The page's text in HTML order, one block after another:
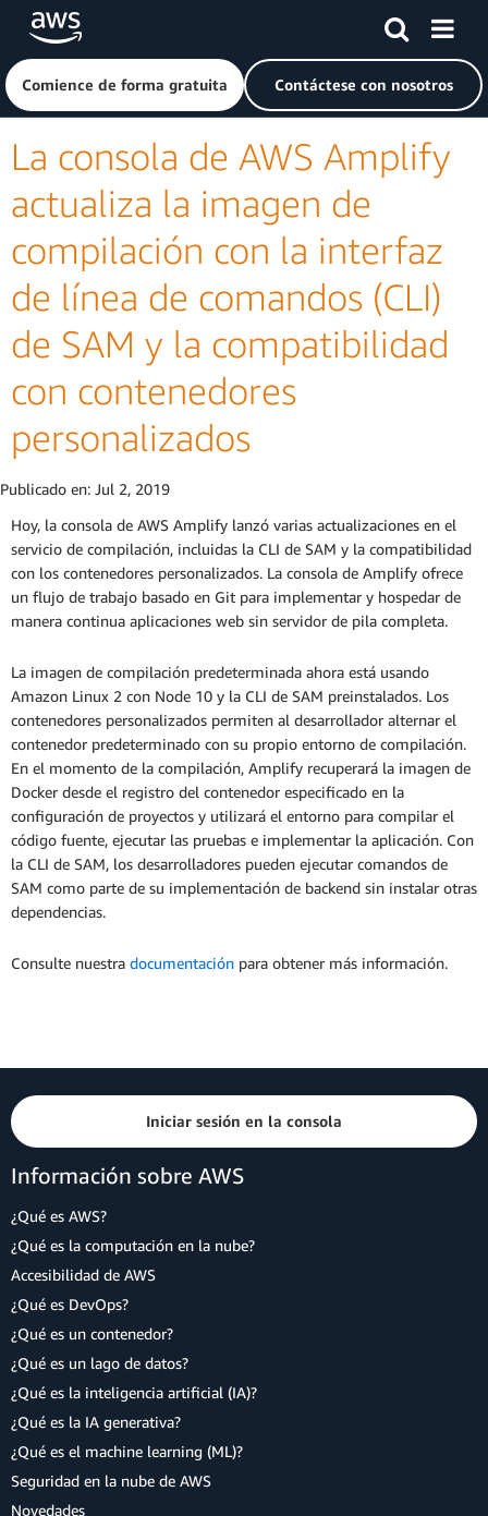
Saltar al contenido principal
Haga clic aquí para volver a la página de inicio de Amazon
Comience de forma gratuita Contáctese con nosotros
La consola de AWS Amplify
actualiza la imagen de
compilación con la interfaz
de línea de comandos (CLI)
de SAM y la compatibilidad
con contenedores
personalizados
Publicado en: Jul 2, 2019
Hoy, la consola de AWS Amplify lanzó varias actualizaciones en el
servicio de compilación, incluidas la CLI de SAM y la compatibilidad
con los contenedores personalizados. La consola de Amplify ofrece
un flujo de trabajo basado en Git para implementar y hospedar de
manera continua aplicaciones web sin servidor de pila completa.
La imagen de compilación predeterminada ahora está usando
Amazon Linux 2 con Node 10 y la CLI de SAM preinstalados. Los
contenedores personalizados permiten al desarrollador alternar el
contenedor predeterminado con su propio entorno de compilación.
En el momento de la compilación, Amplify recuperará la imagen de
Docker desde el registro del contenedor especificado en la
configuración de proyectos y utilizará el entorno para compilar el
código fuente, ejecutar las pruebas e implementar la aplicación. Con
la CLI de SAM, los desarrolladores pueden ejecutar comandos de
SAM como parte de su implementación de backend sin instalar otras
dependencias.
Consulte nuestra documentación para obtener más información.
Iniciar sesión en la consola
Información sobre AWS
¿Qué es AWS?
¿Qué es la computación en la nube?
Accesibilidad de AWS
¿Qué es DevOps?
¿Qué es un contenedor?
¿Qué es un lago de datos?
¿Qué es la inteligencia artificial (IA)?
¿Qué es la IA generativa?
¿Qué es el machine learning (ML)?
Seguridad en la nube de AWS
Novedades